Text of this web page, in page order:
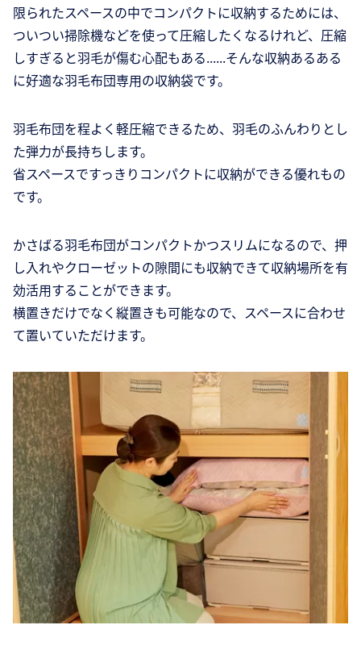
限られたスペースの中でコンパクトに収納するためには、
ついつい掃除機などを使って圧縮したくなるけれど、圧縮
しすぎると羽毛が傷む心配もある......そんな収納あるある
に好適な羽毛布団専用の収納袋です。
羽毛布団を程よく軽圧縮できるため、羽毛のふんわりとし
た弾力が長持ちします。
省スペースですっきりコンパクトに収納ができる優れもの
です。
かさばる羽毛布団がコンパクトかつスリムになるので、押
し入れやクローゼットの隙間にも収納できて収納場所を有
効活用することができます。
横置きだけでなく縦置きも可能なので、スペースに合わせ
て置いていただけます。